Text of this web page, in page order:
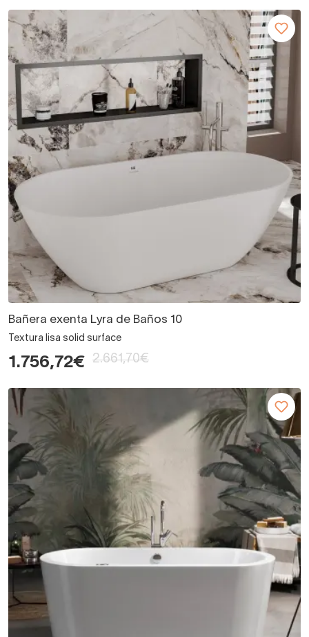
Bañera exenta Lyra de Baños 10
Textura lisa solid surface
1.756,72€ 2.661,70€